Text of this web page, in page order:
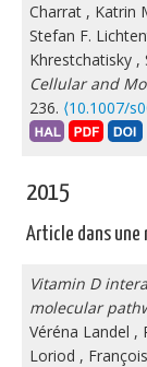
Charrat , Katrin
Stefan F.
Khrestchatisky ,
Cellular and
236. ⟨10.1007/
2015
Article dans une
Vitamin D
molecular
Véréna Landel ,
Loriod ,